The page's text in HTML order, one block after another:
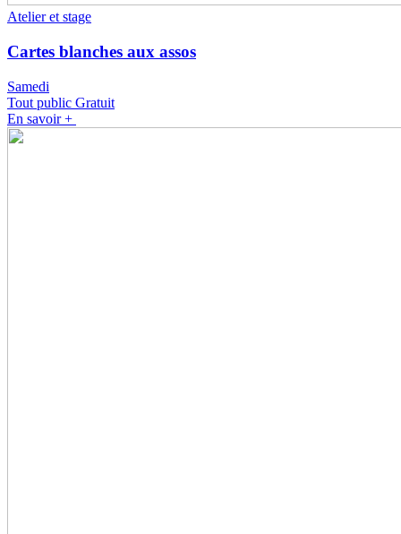
Atelier et stage
Cartes blanches aux assos
Samedi
Tout public Gratuit
En savoir +